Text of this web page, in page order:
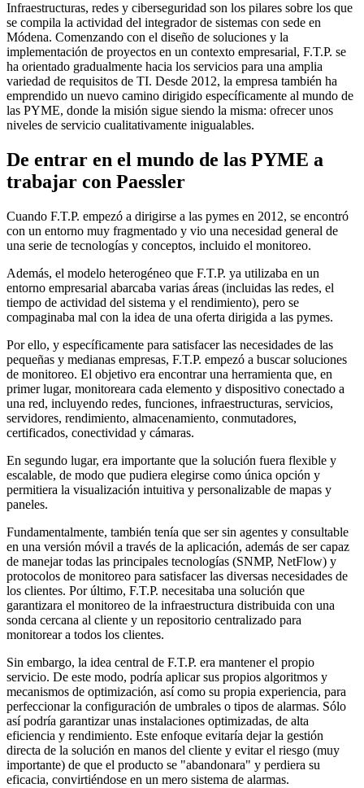
Infraestructuras, redes y ciberseguridad son los pilares sobre los que
se compila la actividad del integrador de sistemas con sede en
Módena. Comenzando con el diseño de soluciones y la
implementación de proyectos en un contexto empresarial, F.T.P. se
ha orientado gradualmente hacia los servicios para una amplia
variedad de requisitos de TI. Desde 2012, la empresa también ha
emprendido un nuevo camino dirigido específicamente al mundo de
las PYME, donde la misión sigue siendo la misma: ofrecer unos
niveles de servicio cualitativamente inigualables.
De entrar en el mundo de las PYME a
trabajar con Paessler
Cuando F.T.P. empezó a dirigirse a las pymes en 2012, se encontró
con un entorno muy fragmentado y vio una necesidad general de
una serie de tecnologías y conceptos, incluido el monitoreo.
Además, el modelo heterogéneo que F.T.P. ya utilizaba en un
entorno empresarial abarcaba varias áreas (incluidas las redes, el
tiempo de actividad del sistema y el rendimiento), pero se
compaginaba mal con la idea de una oferta dirigida a las pymes.
Por ello, y específicamente para satisfacer las necesidades de las
pequeñas y medianas empresas, F.T.P. empezó a buscar soluciones
de monitoreo. El objetivo era encontrar una herramienta que, en
primer lugar, monitoreara cada elemento y dispositivo conectado a
una red, incluyendo redes, funciones, infraestructuras, servicios,
servidores, rendimiento, almacenamiento, conmutadores,
certificados, conectividad y cámaras.
En segundo lugar, era importante que la solución fuera flexible y
escalable, de modo que pudiera elegirse como única opción y
permitiera la visualización intuitiva y personalizable de mapas y
paneles.
Fundamentalmente, también tenía que ser sin agentes y consultable
en una versión móvil a través de la aplicación, además de ser capaz
de manejar todas las principales tecnologías (SNMP, NetFlow) y
protocolos de monitoreo para satisfacer las diversas necesidades de
los clientes. Por último, F.T.P. necesitaba una solución que
garantizara el monitoreo de la infraestructura distribuida con una
sonda cercana al cliente y un repositorio centralizado para
monitorear a todos los clientes.
Sin embargo, la idea central de F.T.P. era mantener el propio
servicio. De este modo, podría aplicar sus propios algoritmos y
mecanismos de optimización, así como su propia experiencia, para
perfeccionar la configuración de umbrales o tipos de alarmas. Sólo
así podría garantizar unas instalaciones optimizadas, de alta
eficiencia y rendimiento. Este enfoque evitaría dejar la gestión
directa de la solución en manos del cliente y evitar el riesgo (muy
importante) de que el producto se "abandonara" y perdiera su
eficacia, convirtiéndose en un mero sistema de alarmas.